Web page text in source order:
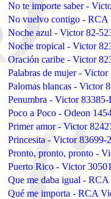
No te importe saber -
No vuelvo contigo - RCA
Noche azul - Victor 82-
Noche tropical - Victor
Oración caribe - Victor
Palabras de mujer - Victor
Palomas blancas - Victor
Penumbra - Victor 83385-
Poco a Poco - Odeon
Primer amor - Victor
Princesita - Victor 83699-2
Pronto, pronto, pronto -
Puerto Rico - Victor
Que me daba igual -
Qué me importa - RCA